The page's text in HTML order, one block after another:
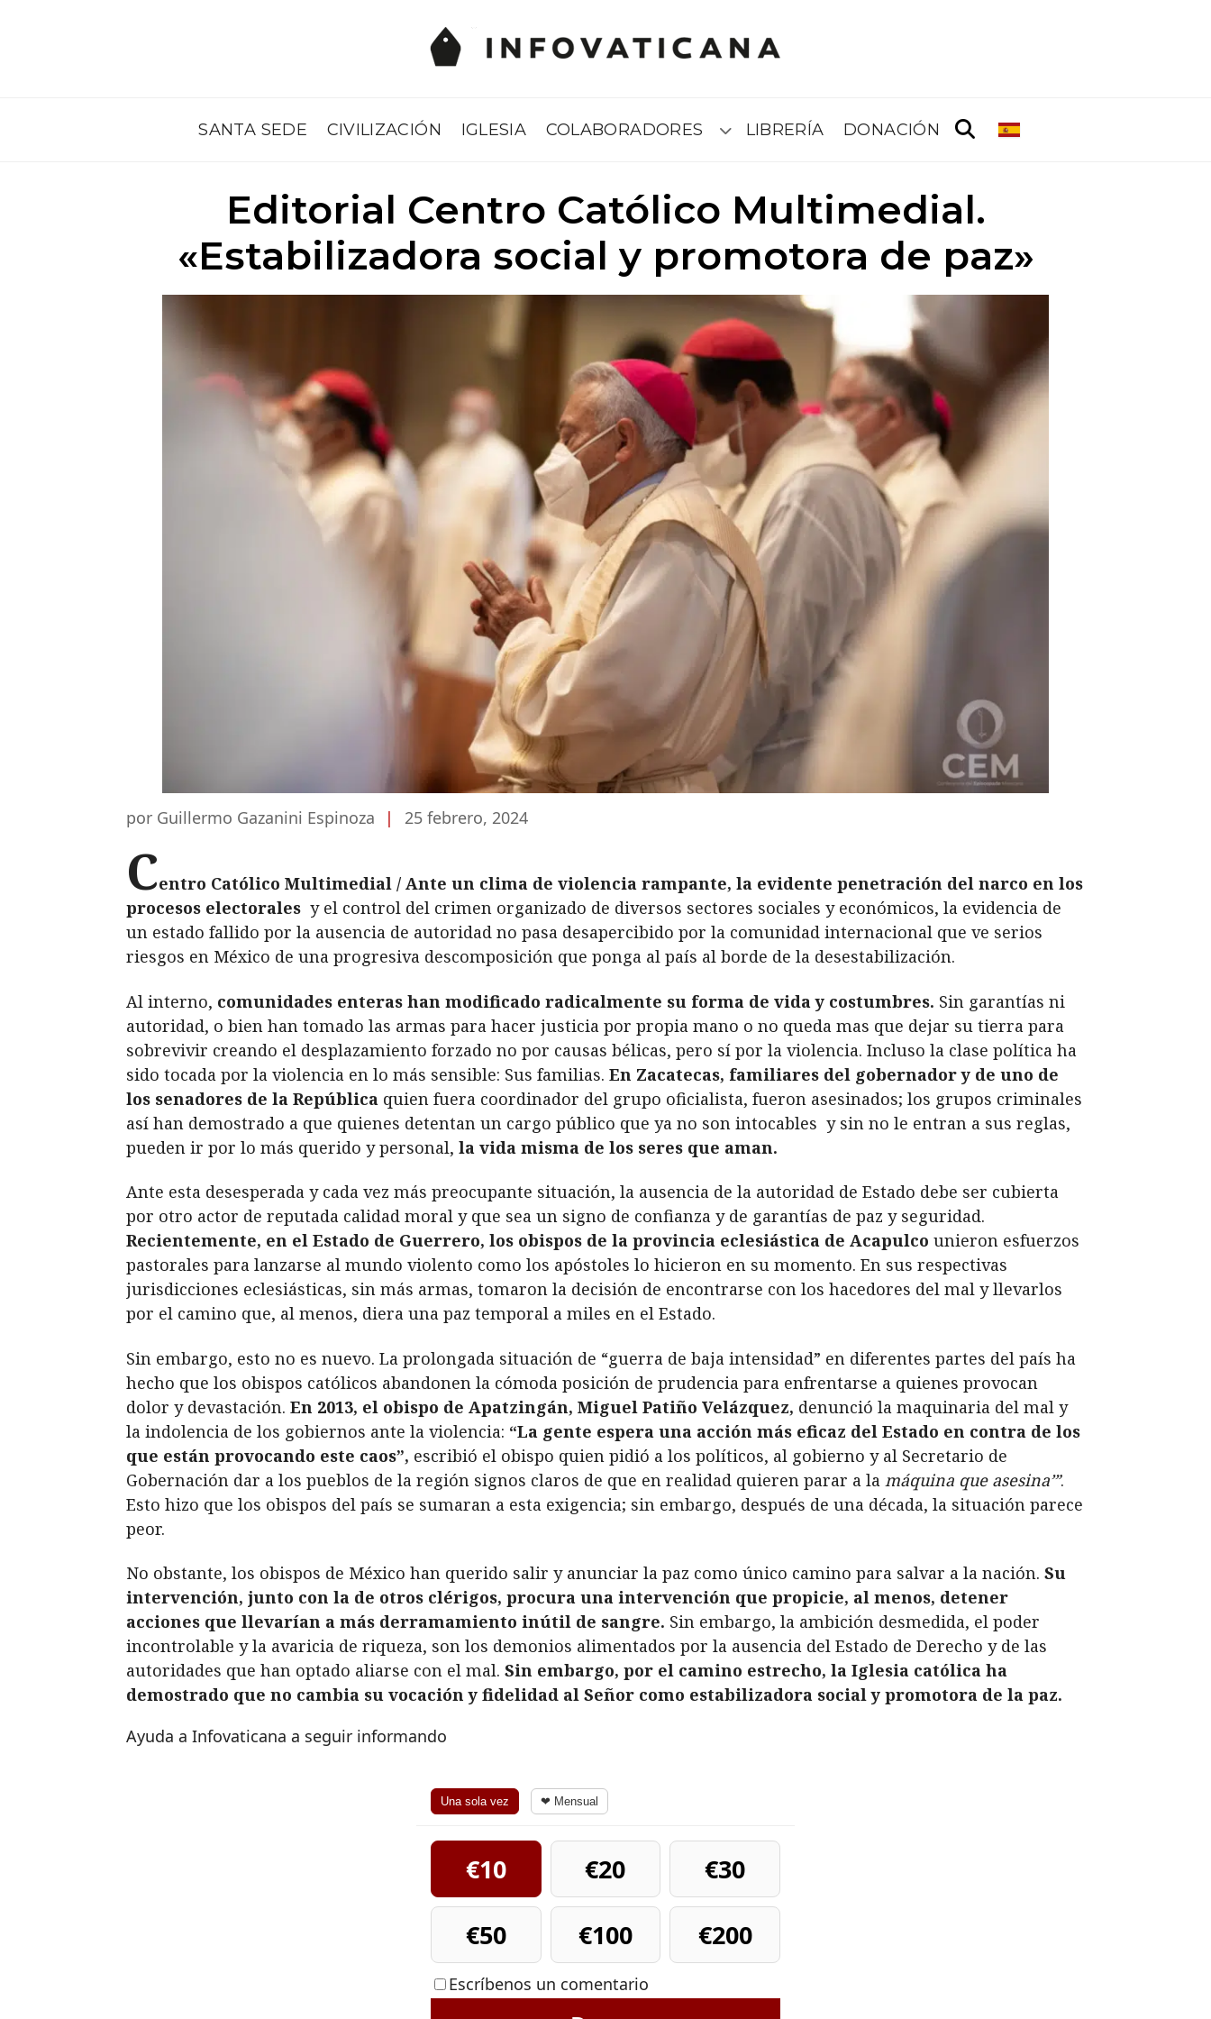
SANTA SEDE CIVILIZACIÓN IGLESIA COLABORADORES Submenú
LIBRERÍA DONACIÓN
Editorial Centro Católico Multimedial.
«Estabilizadora social y promotora de paz»
por Guillermo Gazanini Espinoza | 25 febrero, 2024
Centro Católico Multimedial / Ante un clima de violencia rampante, la evidente penetración del narco en los
procesos electorales y el control del crimen organizado de diversos sectores sociales y económicos, la evidencia de
un estado fallido por la ausencia de autoridad no pasa desapercibido por la comunidad internacional que ve serios
riesgos en México de una progresiva descomposición que ponga al país al borde de la desestabilización.
Al interno, comunidades enteras han modificado radicalmente su forma de vida y costumbres. Sin garantías ni
autoridad, o bien han tomado las armas para hacer justicia por propia mano o no queda mas que dejar su tierra para
sobrevivir creando el desplazamiento forzado no por causas bélicas, pero sí por la violencia. Incluso la clase política ha
sido tocada por la violencia en lo más sensible: Sus familias. En Zacatecas, familiares del gobernador y de uno de
los senadores de la República quien fuera coordinador del grupo oficialista, fueron asesinados; los grupos criminales
así han demostrado a que quienes detentan un cargo público que ya no son intocables y sin no le entran a sus reglas,
pueden ir por lo más querido y personal, la vida misma de los seres que aman.
Ante esta desesperada y cada vez más preocupante situación, la ausencia de la autoridad de Estado debe ser cubierta
por otro actor de reputada calidad moral y que sea un signo de confianza y de garantías de paz y seguridad.
Recientemente, en el Estado de Guerrero, los obispos de la provincia eclesiástica de Acapulco unieron esfuerzos
pastorales para lanzarse al mundo violento como los apóstoles lo hicieron en su momento. En sus respectivas
jurisdicciones eclesiásticas, sin más armas, tomaron la decisión de encontrarse con los hacedores del mal y llevarlos
por el camino que, al menos, diera una paz temporal a miles en el Estado.
Sin embargo, esto no es nuevo. La prolongada situación de “guerra de baja intensidad” en diferentes partes del país ha
hecho que los obispos católicos abandonen la cómoda posición de prudencia para enfrentarse a quienes provocan
dolor y devastación. En 2013, el obispo de Apatzingán, Miguel Patiño Velázquez, denunció la maquinaria del mal y
la indolencia de los gobiernos ante la violencia: “La gente espera una acción más eficaz del Estado en contra de los
que están provocando este caos”, escribió el obispo quien pidió a los políticos, al gobierno y al Secretario de
Gobernación dar a los pueblos de la región signos claros de que en realidad quieren parar a la máquina que asesina’”.
Esto hizo que los obispos del país se sumaran a esta exigencia; sin embargo, después de una década, la situación parece
peor.
No obstante, los obispos de México han querido salir y anunciar la paz como único camino para salvar a la nación. Su
intervención, junto con la de otros clérigos, procura una intervención que propicie, al menos, detener
acciones que llevarían a más derramamiento inútil de sangre. Sin embargo, la ambición desmedida, el poder
incontrolable y la avaricia de riqueza, son los demonios alimentados por la ausencia del Estado de Derecho y de las
autoridades que han optado aliarse con el mal. Sin embargo, por el camino estrecho, la Iglesia católica ha
demostrado que no cambia su vocación y fidelidad al Señor como estabilizadora social y promotora de la paz.
Ayuda a Infovaticana a seguir informando
Una sola vez ❤ Mensual
€10 €20
€30
€50
€100 €200
Escríbenos un comentario